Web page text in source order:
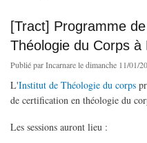
[Tract] Programme
Théologie du Corps à
Publié parIncarnarele dimanche 11/01/
L'Institut de Théologie du corps
de certification en théologie du
Les sessions auront lieu :